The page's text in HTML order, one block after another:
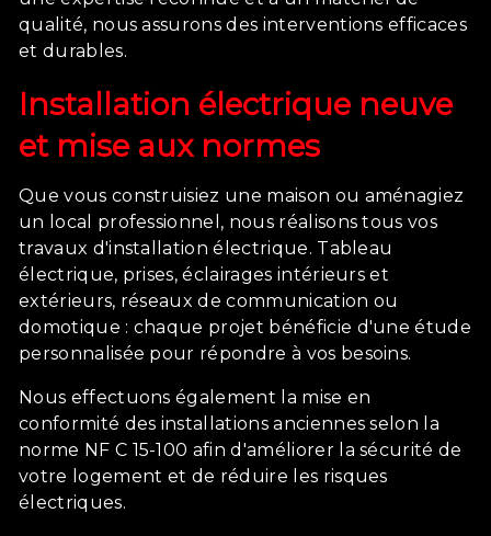
qualité, nous assurons des interventions efficaces
et durables.
Installation électrique neuve
et mise aux normes
Que vous construisiez une maison ou aménagiez
un local professionnel, nous réalisons tous vos
travaux d'installation électrique. Tableau
électrique, prises, éclairages intérieurs et
extérieurs, réseaux de communication ou
domotique : chaque projet bénéficie d'une étude
personnalisée pour répondre à vos besoins.
Nous effectuons également la mise en
conformité des installations anciennes selon la
norme NF C 15-100 afin d'améliorer la sécurité de
votre logement et de réduire les risques
électriques.